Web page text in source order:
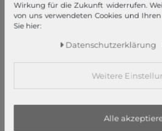
Hilfe & FAQ
Zahlung und Versand
Wirkung für die Zukunft widerrufen.
von uns verwendeten Cookies und
Sie hier:
Daten­schutz­erklärung
Weitere
Alle